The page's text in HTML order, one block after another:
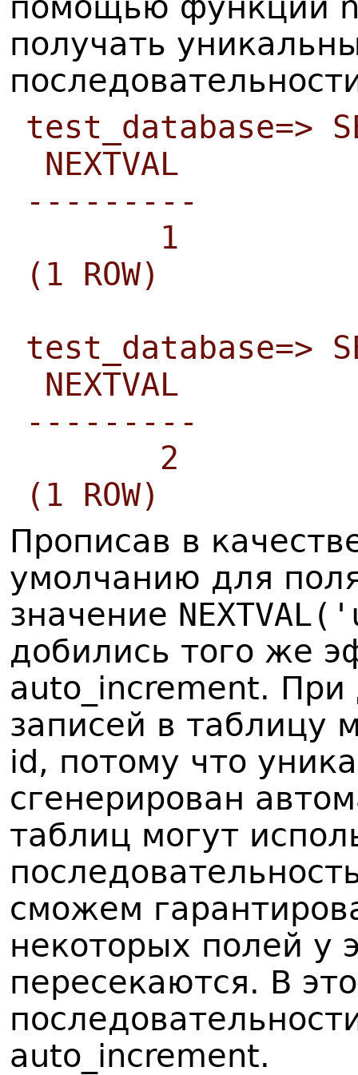
получать
test_database=>
NEXTVAL
---------
1
(1 ROW)
test_database=>
NEXTVAL
---------
2
(1 ROW)
Прописав в
умолчанию для
значение
добились того же
auto_increment.
записей в таблицу
id, потому что
сгенерирован
таблиц могут
сможем
некоторых полей у
пересекаются. В
auto_increment.